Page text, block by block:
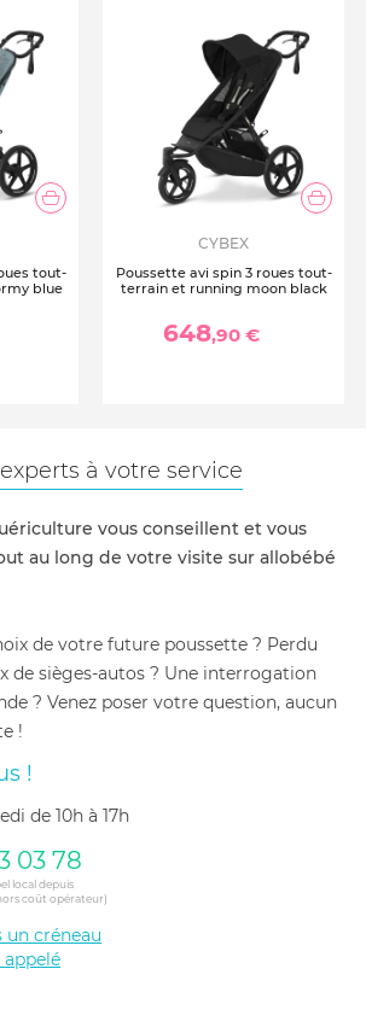
en tissu lavables en machine à 30°C
tout-
blue
CYBEX
Poussette avi spin 3 roues tout-
terrain et running moon black
648,90 €
à votre service
vous conseillent et vous
au long de votre visite sur allobébé
de votre future poussette ? Perdu
de sièges-autos ? Une interrogation
? Venez poser votre question, aucun
!
!
de 10h à 17h
03 78
local depuis
coût opérateur)
un créneau